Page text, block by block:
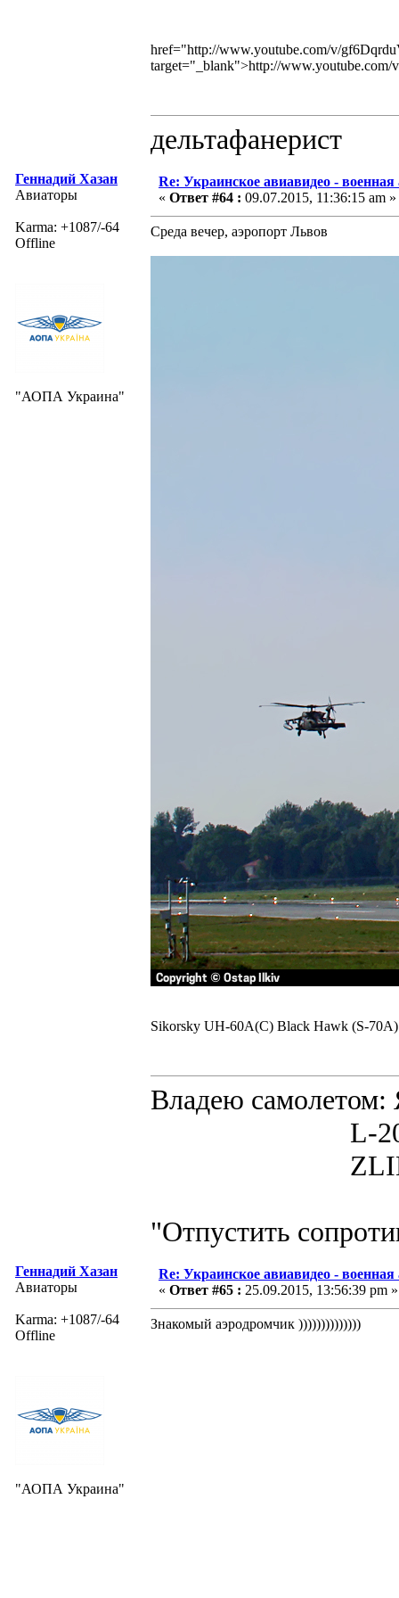
href="http://www.youtube.com/v/
target="_blank">http://
дельтафанерист
Геннадий Хазан
Авиаторы
Karma: +1087/-64
Offline
"АОПА Украина"
Re: Украинское авиавидео -
« Ответ #64 : 09.07.2015, 11:36:15 am »
Среда вечер, аэропорт Львов
Sikorsky UH-60A(C) Black Hawk (S-70A)
Владею
L-200D
ZLIN 526
"Отпустить
Геннадий Хазан
Авиаторы
Karma: +1087/-64
Offline
"АОПА Украина"
Re: Украинское авиавидео -
« Ответ #65 : 25.09.2015, 13:56:39 pm »
Знакомый аэродромчик ))))))))))))))